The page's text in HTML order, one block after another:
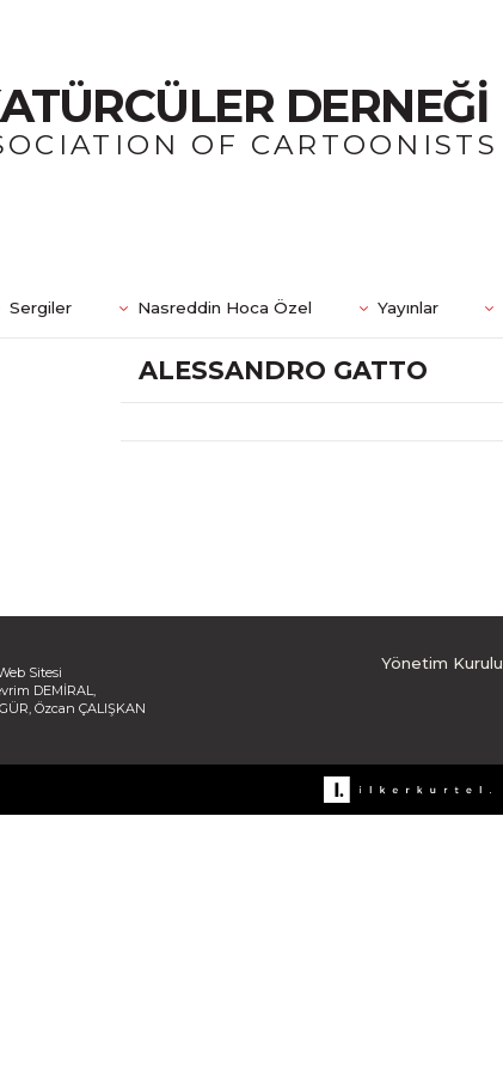
DERNEĞİ
OF CARTOONISTS
Sergiler Nasreddin Hoca Özel Yayınlar
ALESSANDRO GATTO
Sitesi
DEMİRAL,
Özcan ÇALIŞKAN
Yönetim Kurulu